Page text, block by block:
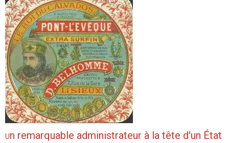
Un remarquable administrateur à la tête d'un État